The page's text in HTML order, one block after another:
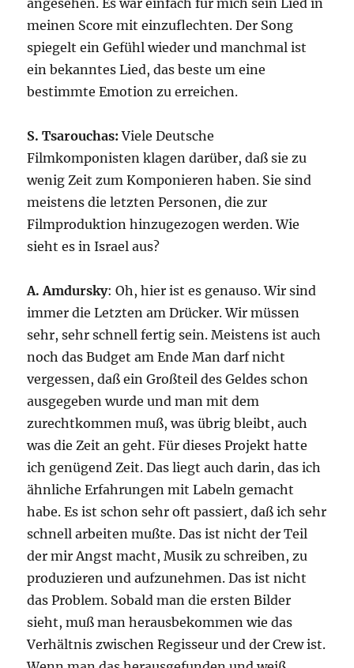
angesehen. Es war einfach für mich sein Lied in
meinen Score mit einzuflechten. Der Song
spiegelt ein Gefühl wieder und manchmal ist
ein bekanntes Lied, das beste um eine
bestimmte Emotion zu erreichen.
S. Tsarouchas: Viele Deutsche
Filmkomponisten klagen darüber, daß sie zu
wenig Zeit zum Komponieren haben. Sie sind
meistens die letzten Personen, die zur
Filmproduktion hinzugezogen werden. Wie
sieht es in Israel aus?
A. Amdursky: Oh, hier ist es genauso. Wir sind
immer die Letzten am Drücker. Wir müssen
sehr, sehr schnell fertig sein. Meistens ist auch
noch das Budget am Ende Man darf nicht
vergessen, daß ein Großteil des Geldes schon
ausgegeben wurde und man mit dem
zurechtkommen muß, was übrig bleibt, auch
was die Zeit an geht. Für dieses Projekt hatte
ich genügend Zeit. Das liegt auch darin, das ich
ähnliche Erfahrungen mit Labeln gemacht
habe. Es ist schon sehr oft passiert, daß ich sehr
schnell arbeiten mußte. Das ist nicht der Teil
der mir Angst macht, Musik zu schreiben, zu
produzieren und aufzunehmen. Das ist nicht
das Problem. Sobald man die ersten Bilder
sieht, muß man herausbekommen wie das
Verhältnis zwischen Regisseur und der Crew ist.